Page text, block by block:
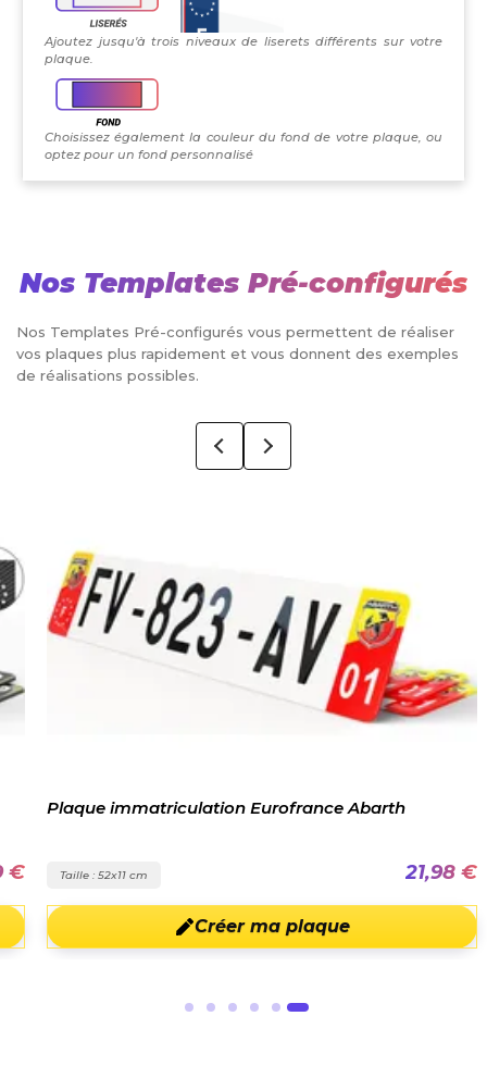
Ajoutez jusqu'à trois niveaux de liserets différents sur votre
plaque.
Choisissez également la couleur du fond de votre plaque, ou
optez pour un fond personnalisé
Nos Templates Pré-configurés
Nos Templates Pré-configurés vous permettent de réaliser
vos plaques plus rapidement et vous donnent des exemples
de réalisations possibles.
€
Plaque immatriculation Eurofrance Abarth
Taille : 52x11 cm 21,98 €
Créer ma plaque